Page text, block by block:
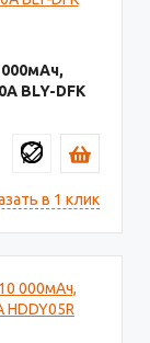
000мАч,
BLY-DFK
в 1 клик